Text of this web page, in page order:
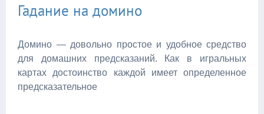
Гадание на домино
Домино — довольно простое и удобное средство
для домашних предсказаний. Как в игральных
картах достоинство каждой имеет определенное
предсказательное